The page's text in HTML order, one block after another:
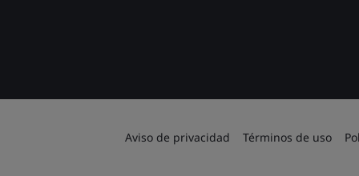
Aviso de privacidad Términos de uso